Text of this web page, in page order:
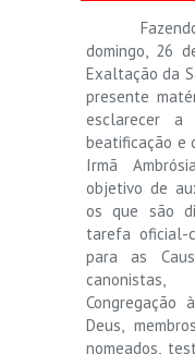
domingo, 26
Exaltação da
presente
esclarecer a
beatificação e
Irmã
objetivo de
os que são
tarefa oficial-
para as
Deus,
nomeados,